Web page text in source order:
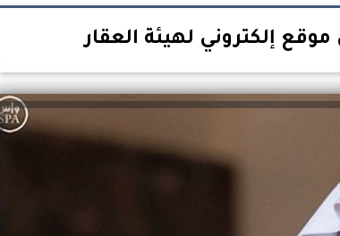
إلكتروني لهيئة العقار